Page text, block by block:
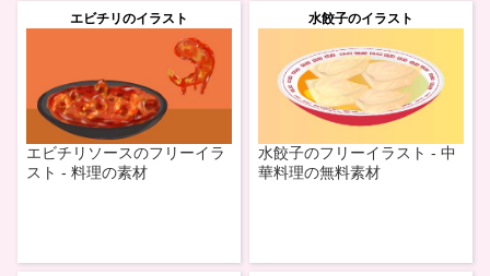
エビチリのイラスト
エビチリソースのフリーイラ
スト - 料理の素材
水餃子のイラスト
水餃子のフリーイラスト - 中
華料理の無料素材